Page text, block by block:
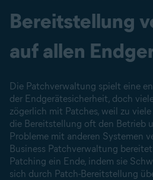
Bereitstellung
auf allen
Die Patchverwaltung spielt eine
der Endgerätesicherheit, doch
zögerlich mit Patches, weil zu
die Bereitstellung oft den Betrieb
Probleme mit anderen Systemen
Business Patchverwaltung
Patching ein Ende, indem sie
sich durch Patch-Bereitstellung